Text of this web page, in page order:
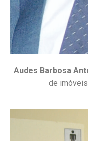
Audes Barbosa
de